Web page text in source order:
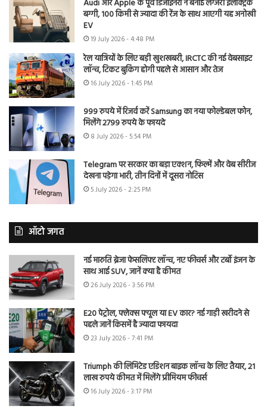
Audi और Apple के पूर्व डिजाइनरों ने बनाई लग्जरी इलेक्ट्रिक
बग्गी, 100 किमी से ज्यादा की रेंज के साथ आएगी यह अनोखी
EV
19 July 2026 - 4:48 PM
रेल यात्रियों के लिए बड़ी खुशखबरी, IRCTC की नई वेबसाइट
लॉन्च, टिकट बुकिंग होगी पहले से आसान और तेज
16 July 2026 - 1:45 PM
999 रुपये में रिजर्व करें Samsung का नया फोल्डेबल फोन,
मिलेंगे 2799 रुपये के फायदे
8 July 2026 - 5:54 PM
Telegram पर सरकार का बड़ा एक्शन, फिल्में और वेब सीरीज
देखना पड़ेगा भारी, तीन दिनों में दूसरा नोटिस
5 July 2026 - 2:25 PM
ऑटो जगत
नई मारुति ब्रेजा फेसलिफ्ट लॉन्च, नए फीचर्स और टर्बो इंजन के
साथ आई SUV, जानें क्या है कीमत
26 July 2026 - 3:56 PM
E20 पेट्रोल, फ्लेक्स फ्यूल या EV कार? नई गाड़ी खरीदने से
पहले जानें किसमें है ज्यादा फायदा
23 July 2026 - 7:41 PM
Triumph की लिमिटेड एडिशन बाइक लॉन्च के लिए तैयार, 21
लाख रुपये कीमत में मिलेंगे प्रीमियम फीचर्स
16 July 2026 - 3:17 PM